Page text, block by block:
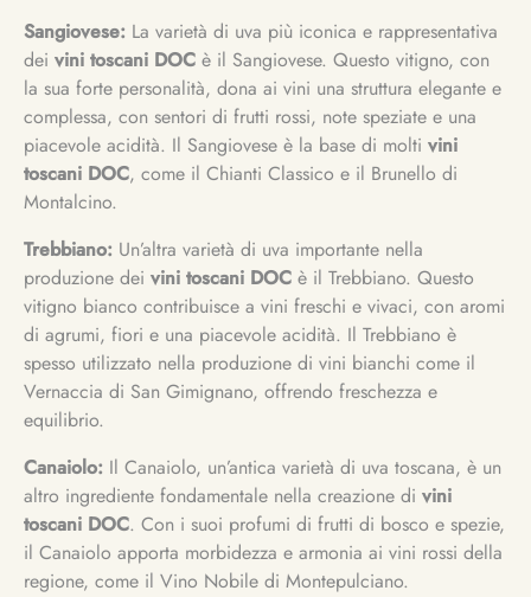
Sangiovese: La varietà di uva più iconica e rappresentativa
dei vini toscani DOC è il Sangiovese. Questo vitigno, con
la sua forte personalità, dona ai vini una struttura elegante e
complessa, con sentori di frutti rossi, note speziate e una
piacevole acidità. Il Sangiovese è la base di molti vini
toscani DOC, come il Chianti Classico e il Brunello di
Montalcino.
Trebbiano: Un’altra varietà di uva importante nella
produzione dei vini toscani DOC è il Trebbiano. Questo
vitigno bianco contribuisce a vini freschi e vivaci, con aromi
di agrumi, fiori e una piacevole acidità. Il Trebbiano è
spesso utilizzato nella produzione di vini bianchi come il
Vernaccia di San Gimignano, offrendo freschezza e
equilibrio.
Canaiolo: Il Canaiolo, un’antica varietà di uva toscana, è un
altro ingrediente fondamentale nella creazione di vini
toscani DOC. Con i suoi profumi di frutti di bosco e spezie,
il Canaiolo apporta morbidezza e armonia ai vini rossi della
regione, come il Vino Nobile di Montepulciano.